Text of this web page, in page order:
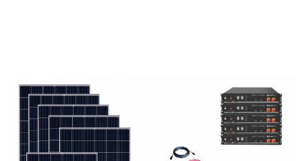
Acumulatori
Ni-MH
Li-Ion
Incarcatoare acumulatori